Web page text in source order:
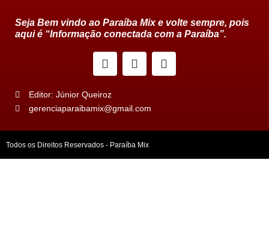
Seja Bem vindo ao Paraíba Mix e volte sempre, pois
aqui é “Informação conectada com a Paraíba”.
Editor: Júnior Queiroz
gerenciaparaibamix@gmail.com
Todos os Direitos Reservados - Paraíba Mix